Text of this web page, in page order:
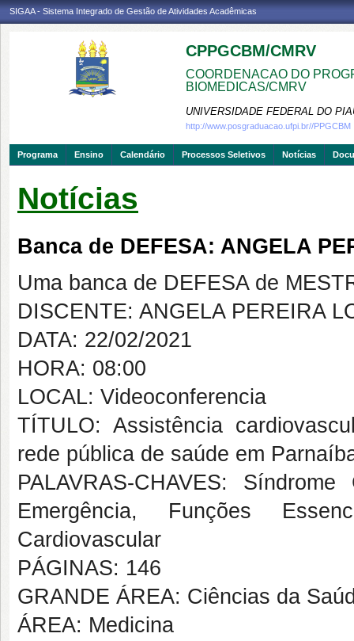
SIGAA - Sistema Integrado de Gestão de Atividades Acadêmicas
CPPGCBM/CMRV
COORDENACAO DO
BIOMEDICAS/CMRV
UNIVERSIDADE FEDERAL DO
http://www.posgraduacao.ufpi.br//PPGCBM
Programa Ensino Calendário Processos Seletivos Notícias
Notícias
Banca de DEFESA: ANGELA
Uma banca de DEFESA de
DISCENTE: ANGELA PEREIRA
DATA: 22/02/2021
HORA: 08:00
LOCAL: Videoconferencia
TÍTULO: Assistência
rede pública de saúde em
PALAVRAS-CHAVES:
Emergência, Funções
Cardiovascular
PÁGINAS: 146
GRANDE ÁREA: Ciências da
ÁREA: Medicina